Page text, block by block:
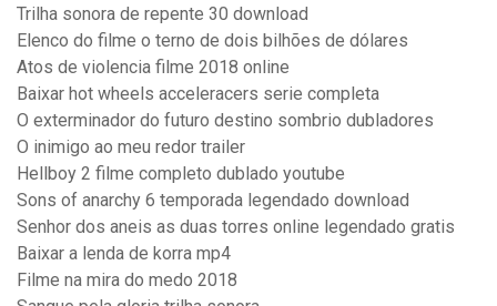
Trilha sonora de repente 30 download
Elenco do filme o terno de dois bilhões de dólares
Atos de violencia filme 2018 online
Baixar hot wheels acceleracers serie completa
O exterminador do futuro destino sombrio dubladores
O inimigo ao meu redor trailer
Hellboy 2 filme completo dublado youtube
Sons of anarchy 6 temporada legendado download
Senhor dos aneis as duas torres online legendado gratis
Baixar a lenda de korra mp4
Filme na mira do medo 2018